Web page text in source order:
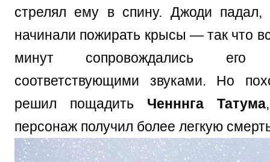
стрелял ему в спину. Джоди падал,
начинали пожирать крысы — так что
минут сопровождались
соответствующими звуками. Но
решил пощадить Ченннга Татума
персонаж получил более легкую